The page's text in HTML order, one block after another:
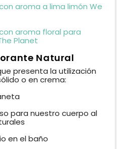
aroma a lima limón We
aroma floral para
Planet
Natural
presenta la utilización
o en crema:
para nuestro cuerpo al
en el baño